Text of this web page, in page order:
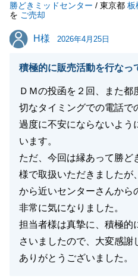
連絡下さい。
引き続き、何卒よろしくお
閉
勝どきミッドセンター / 東京都 板
を ご売却
H様
H様 2026年4月25日
積極的に販売活動を行なっ
ＤＭの投函を２回、また
切なタイミングでの電話で
過度に不安にならないよう
います。
ただ、今回は縁あって勝ど
様で取扱いただきましたが
から近いセンターさんから
非常に気になりました。
担当者様は真摯に、積極的
さいましたので、大変感謝
ありがとうございました。